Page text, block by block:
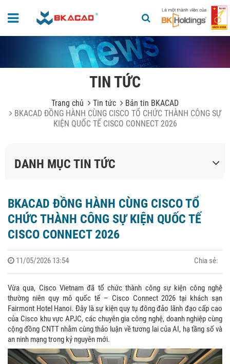
TIN TỨC
Trang chủ Tin tức
Bản tin BKACAD
BKACAD ĐỒNG HÀNH CÙNG CISCO TỔ CHỨC THÀNH CÔNG SỰ
KIỆN QUỐC TẾ CISCO CONNECT 2026
DANH MỤC TIN TỨC
BKACAD ĐỒNG HÀNH CÙNG CISCO TỔ
CHỨC THÀNH CÔNG SỰ KIỆN QUỐC TẾ
CISCO CONNECT 2026
11/05/2026 13:54 Chia sẻ:
Vừa qua, Cisco Vietnam đã tổ chức thành công sự kiện công nghệ
thường niên quy mô quốc tế – Cisco Connect 2026 tại khách sạn
Fairmont Hotel Hanoi. Đây là sự kiện quy tụ đông đảo lãnh đạo cấp cao
của Cisco khu vực APJC, các chuyên gia công nghệ, doanh nghiệp cùng
cộng đồng CNTT nhằm cùng thảo luận về tương lai của AI, hạ tầng số và
an ninh mạng trong kỷ nguyên mới.